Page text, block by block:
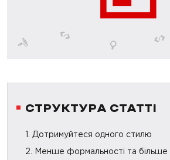
СТРУКТУРА СТАТТІ
1. Дотримуйтеся одного стилю
2. Менше формальності та більше